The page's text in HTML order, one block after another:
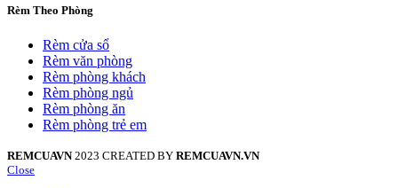
Rèm Theo Phòng
Rèm cửa sổ
Rèm văn phòng
Rèm phòng khách
Rèm phòng ngủ
Rèm phòng ăn
Rèm phòng trẻ em
REMCUAVN 2023 CREATED BY REMCUAVN.VN
Close